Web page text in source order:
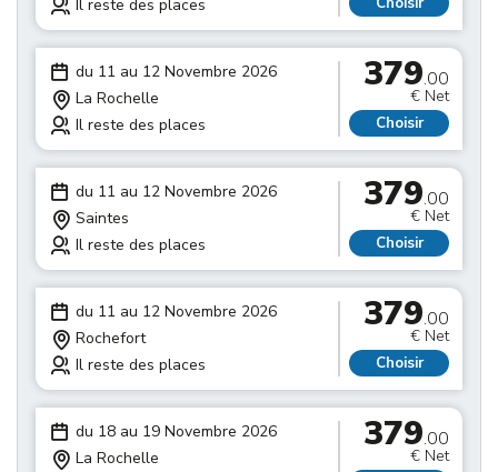
Il reste des places
du 11 au 12 Novembre 2026
La Rochelle
Il reste des places
379.00
€ Net
Choisir
du 11 au 12 Novembre 2026
Saintes
Il reste des places
379.00
€ Net
Choisir
du 11 au 12 Novembre 2026
Rochefort
Il reste des places
379.00
€ Net
Choisir
du 18 au 19 Novembre 2026
La Rochelle
379.00
€ Net